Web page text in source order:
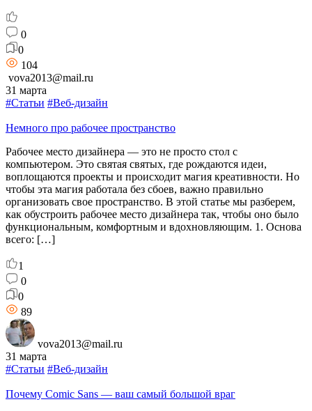
0
0
104
vova2013@mail.ru
31 марта
#Статьи #Веб-дизайн
Немного про рабочее пространство
Рабочее место дизайнера — это не просто стол с
компьютером. Это святая святых, где рождаются идеи,
воплощаются проекты и происходит магия креативности. Но
чтобы эта магия работала без сбоев, важно правильно
организовать свое пространство. В этой статье мы разберем,
как обустроить рабочее место дизайнера так, чтобы оно было
функциональным, комфортным и вдохновляющим. 1. Основа
всего: […]
1
0
0
89
vova2013@mail.ru
31 марта
#Статьи #Веб-дизайн
Почему Comic Sans — ваш самый большой враг